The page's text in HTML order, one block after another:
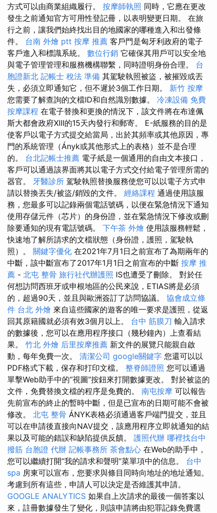
方式可以由商業組織履行。 按摩師執照 同時，它應在更改
發生之前通知官方可用性登記冊，以表明變更日期。 在旅
行之前，讓我們始終找出目的地國家的哪種進入和出發條
件。 台南 外燴 ptt 按摩 推薦 客戶門是匈牙利政府的電子
客戶進入和標識系統。 數位行銷 它確保其用戶可以安全地
與電子管理管理和服務機構聯繫，同時證明身份合理。 台
胞證新北 記帳士 稅法 準備 其駕駛執照被盜，被摧毀或丟
失，必須立即通知它，但不遲於3個工作日期。 新竹 按摩
您需要了解查詢的文檔ID和自然識別數據。 冷凍設備 免費
按摩課程 在電子替換和更換的情況下，該文件將在布達佩
斯大都會政府XIII的15天內發行和郵寄。 E-紙服務的目的是
使客戶以電子方式提交給當局，出於其頻率或其他原因，專
門的系統管理（Ányk或其他形式上的表格）並不是合理
的。 台北記帳士推薦 電子紙是一個通用的自由文本接口，
客戶可以通過該界面將其以電子方式交付給電子管理所需的
器官。 牙醫診所 駕駛執照替換服務使您可以以電子方式申
請以替換丟失/被盜/銷毀的文件。 經絡課程 通過使用該服
務，您最多可以記錄兩個電話號碼，以便在緊急情況下通知
使用存儲元件（芯片）的身份證，並在緊急情況下修改或刪
除要通知的現有電話號碼。 下午茶 外燴 使用該服務輕鬆，
快速地了解所請求的文檔狀態（身份證，護照，駕駛執
照）。 關鍵字優化 在2021年7月1日之前宣布了為期兩年的
中斷，該中斷宣布了2017年1月1日之前宣布的中斷 按摩 推
薦 - 北屯 整骨 旅行社代辦護照 IS也遭受了刪除。 對於任
何想訪問西班牙或申根地區的公民來說，ETIAS將是必須
的，超過90天，並且與歐洲簽訂了訪問協議。 協會成立條
件 台北 外燴 來自這些國家的遊客的唯一要求是護照，從返
回其原籍國就必須有效3個月以上。 台中 筋膜刀 輸入請求
的數據後，您可以在應用程序接口（幾秒鐘內）上查看結
果。 竹北 外燴 后里按摩推薦 新文件的展覽只能親自啟
動，每年免費一次。 清潔公司 google關鍵字 您還可以以
PDF格式下載，保存和打印文檔。 整脊師證照 您可以通過
單擊Web助手中的“視圖”按鈕來打開數據更改。 對於被盜的
文件，免費替換文檔的程序是免費的。 南屯按摩 可以報​​告
先前宣布的終止的暫時中斷，但是已宣布的日期可能不會被
修改。 北屯 整骨 ÁNYK表格必須通過客戶端門提交，並且
可以在申請後直接向NAV提交，該應用程序立即就通知的結
果以及可能的錯誤和缺陷提供反饋。 護照代辦 哪裡找台中
撥筋 台胞證 代辦 記帳事務所 茶會點心 在Web的助手中，
您可以繼續打開“我的請求和聲明”菜單項中的信息。 台中
spa 房東可以宣布，您要求與條目同時向地址的地址通知。
考慮到所有這些，申請人可以決定是否維護其申請。
GOOGLE ANALYTICS 如果自上次請求的最後一個答案以
來，註冊數據發生了變化，則該申請將由犯罪記錄免費選